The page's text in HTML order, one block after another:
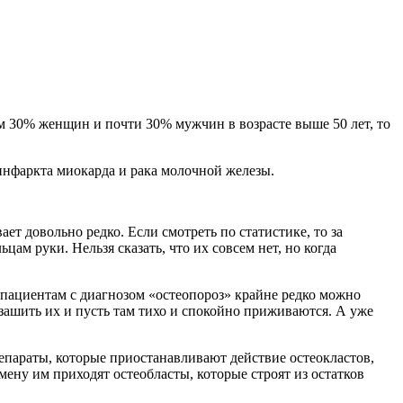
30% женщин и почти 30% мужчин в возрасте выше 50 лет, то
миокарда и рака молочной железы.
довольно редко. Если смотреть по статистике, то за
руки. Нельзя сказать, что их совсем нет, но когда
с диагнозом «остеопороз» крайне редко можно
их и пусть там тихо и спокойно приживаются. А уже
которые приостанавливают действие остеокластов,
им приходят остеобласты, которые строят из остатков